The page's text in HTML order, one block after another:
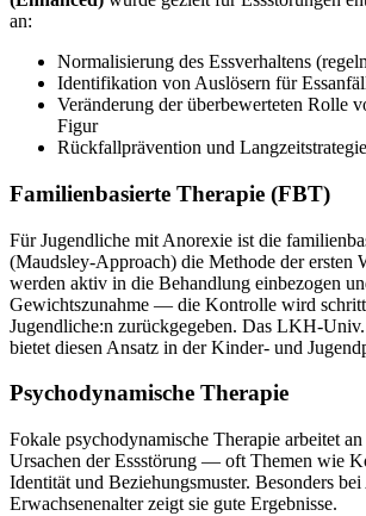
an:
Normalisierung des Essverhaltens
Identifikation von Auslösern für
Veränderung der überbewerteten Rolle
Figur
Rückfallprävention und
Familienbasierte Therapie (FBT)
Für Jugendliche mit Anorexie ist die
(Maudsley-Approach) die Methode der ersten
werden aktiv in die Behandlung einbezogen
Gewichtszunahme — die Kontrolle wird
Jugendliche:n zurückgegeben. Das LKH-
bietet diesen Ansatz in der Kinder- und
Psychodynamische Therapie
Fokale psychodynamische Therapie arbeitet
Ursachen der Essstörung — oft Themen wie
Identität und Beziehungsmuster. Besonders
Erwachsenenalter zeigt sie gute Ergebnisse.